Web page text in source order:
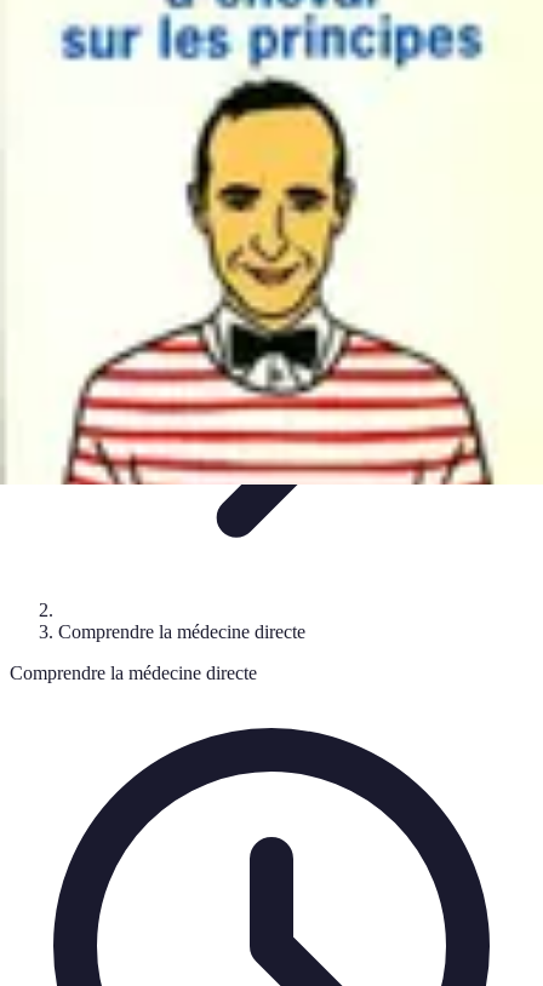
Medical Direct
Conseils pratiques
Comprendre la médecine directe
Choix du
professionnelServices MédicauxAvantages de la médecine directe
Comprendre la médecine directe
Comprendre la médecine directe